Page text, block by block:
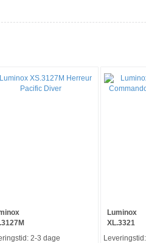
2-3 dage
Luminox
XL.3321